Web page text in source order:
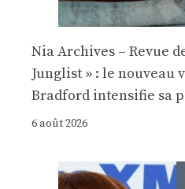
Nia Archives – Revue
Junglist » : le nouveau
Bradford intensifie sa
6 août 2026